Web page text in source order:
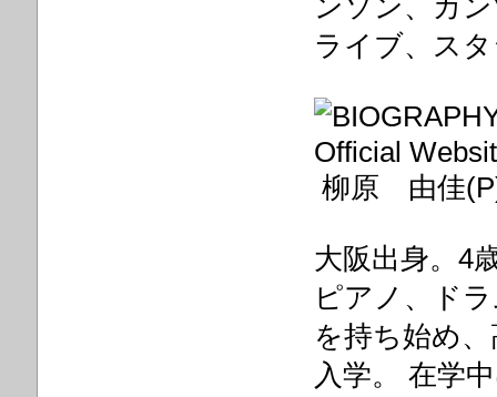
ンソン、カ
ライブ、ス
柳原 由佳
大阪出身。4
ピアノ、ド
を持ち始め
入学。 在学